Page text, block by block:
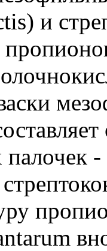
и